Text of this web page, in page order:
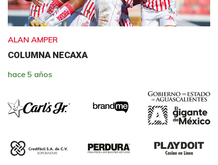
ALAN AMPER
COLUMNA NECAXA
hace 5 años